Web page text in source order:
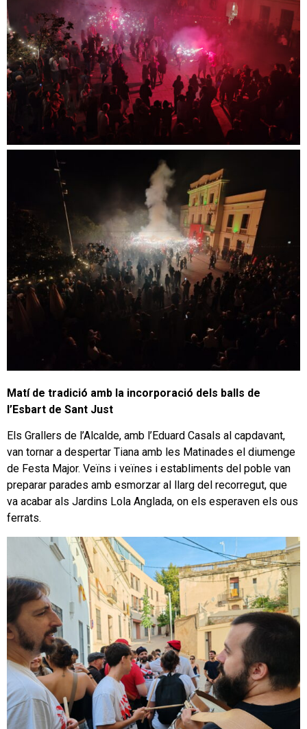
Matí de tradició amb la incorporació dels balls de
l’Esbart de Sant Just
Els Grallers de l’Alcalde, amb l’Eduard Casals al capdavant,
van tornar a despertar Tiana amb les Matinades el diumenge
de Festa Major. Veïns i veïnes i establiments del poble van
preparar parades amb esmorzar al llarg del recorregut, que
va acabar als Jardins Lola Anglada, on els esperaven els ous
ferrats.